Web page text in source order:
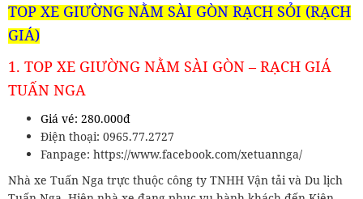
TOP XE GIƯỜNG NẰM SÀI GÒN RẠCH SỎI (RẠCH
GIÁ)
1. TOP XE GIƯỜNG NẰM SÀI GÒN – RẠCH GIÁ
TUẤN NGA
Giá vé: 280.000đ
Điện thoại: 0965.77.2727
Fanpage: https://www.facebook.com/xetuannga/
Nhà xe Tuấn Nga trực thuộc công ty TNHH Vận tải và Du lịch